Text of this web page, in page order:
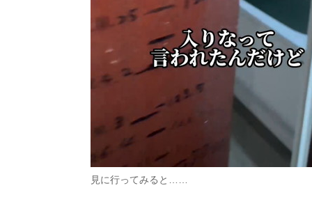
見に行ってみると……